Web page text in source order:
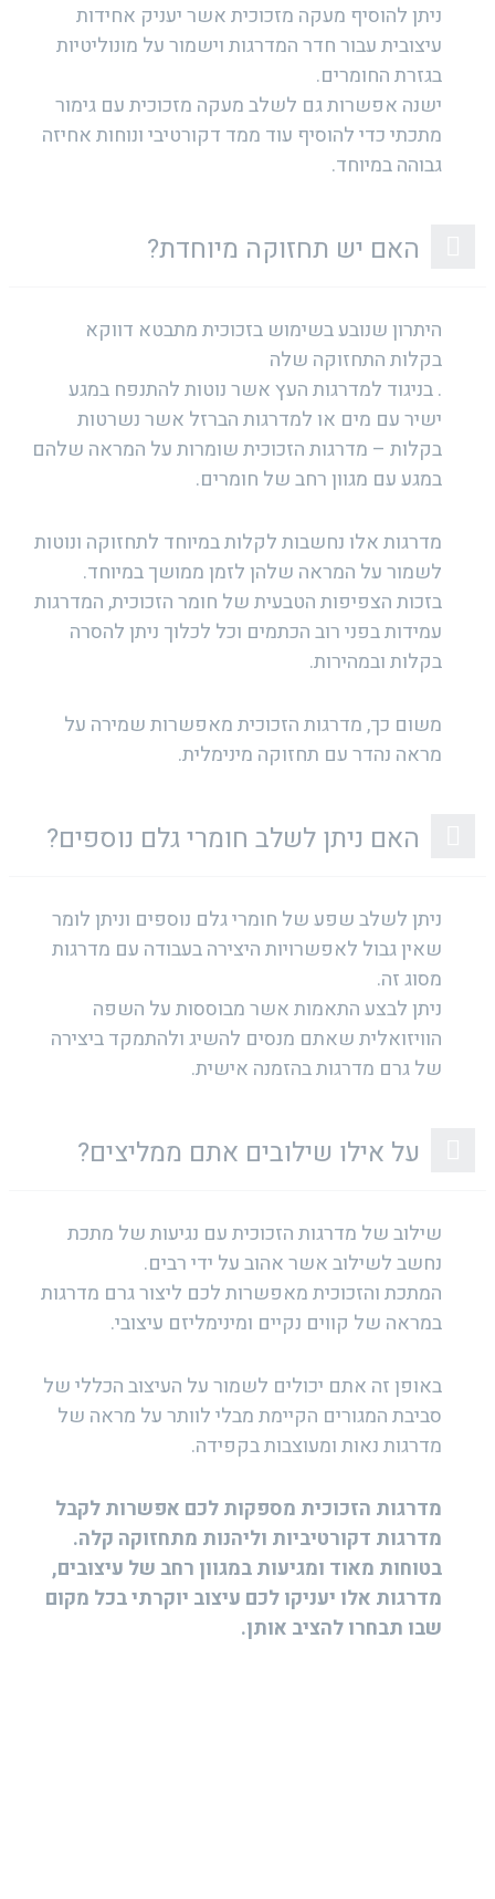
ניתן להוסיף מעקה מזכוכית אשר יעניק אחידות
עיצובית עבור חדר המדרגות וישמור על מונוליטיות
בגזרת החומרים.
ישנה אפשרות גם לשלב מעקה מזכוכית עם גימור
מתכתי כדי להוסיף עוד ממד דקורטיבי ונוחות אחיזה
גבוהה במיוחד.
האם יש תחזוקה מיוחדת?
היתרון שנובע בשימוש בזכוכית מתבטא דווקא
בקלות התחזוקה שלה
. בניגוד למדרגות העץ אשר נוטות להתנפח במגע
ישיר עם מים או למדרגות הברזל אשר נשרטות
בקלות – מדרגות הזכוכית שומרות על המראה שלהם
במגע עם מגוון רחב של חומרים.
מדרגות אלו נחשבות לקלות במיוחד לתחזוקה ונוטות
לשמור על המראה שלהן לזמן ממושך במיוחד.
בזכות הצפיפות הטבעית של חומר הזכוכית, המדרגות
עמידות בפני רוב הכתמים וכל לכלוך ניתן להסרה
בקלות ובמהירות.
משום כך, מדרגות הזכוכית מאפשרות שמירה על
מראה נהדר עם תחזוקה מינימלית.
האם ניתן לשלב חומרי גלם נוספים?
ניתן לשלב שפע של חומרי גלם נוספים וניתן לומר
שאין גבול לאפשרויות היצירה בעבודה עם מדרגות
מסוג זה.
ניתן לבצע התאמות אשר מבוססות על השפה
הוויזואלית שאתם מנסים להשיג ולהתמקד ביצירה
של גרם מדרגות בהזמנה אישית.
על אילו שילובים אתם ממליצים?
שילוב של מדרגות הזכוכית עם נגיעות של מתכת
נחשב לשילוב אשר אהוב על ידי רבים.
המתכת והזכוכית מאפשרות לכם ליצור גרם מדרגות
במראה של קווים נקיים ומינימליזם עיצובי.
באופן זה אתם יכולים לשמור על העיצוב הכללי של
סביבת המגורים הקיימת מבלי לוותר על מראה של
מדרגות נאות ומעוצבות בקפידה.
מדרגות הזכוכית מספקות לכם אפשרות לקבל
מדרגות דקורטיביות וליהנות מתחזוקה קלה.
בטוחות מאוד ומגיעות במגוון רחב של עיצובים,
מדרגות אלו יעניקו לכם עיצוב יוקרתי בכל מקום
שבו תבחרו להציב אותן.